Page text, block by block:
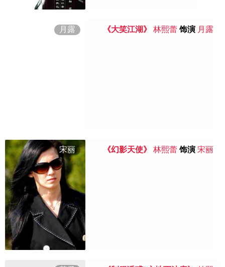
月露 《大笑江湖》 林熙蕾 饰演 月露
宋丽 《幻影天使》 林熙蕾 饰演 宋丽